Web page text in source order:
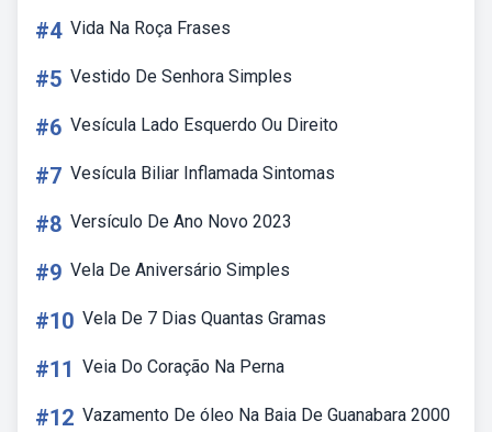
#4 Vida Na Roça Frases
#5 Vestido De Senhora Simples
#6 Vesícula Lado Esquerdo Ou Direito
#7 Vesícula Biliar Inflamada Sintomas
#8 Versículo De Ano Novo 2023
#9 Vela De Aniversário Simples
#10 Vela De 7 Dias Quantas Gramas
#11 Veia Do Coração Na Perna
#12 Vazamento De óleo Na Baia De Guanabara 2000